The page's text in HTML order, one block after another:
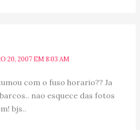
20, 2007 EM 8:03 AM
com o fuso horario?? Ja
nao esquece das fotos
bjs..